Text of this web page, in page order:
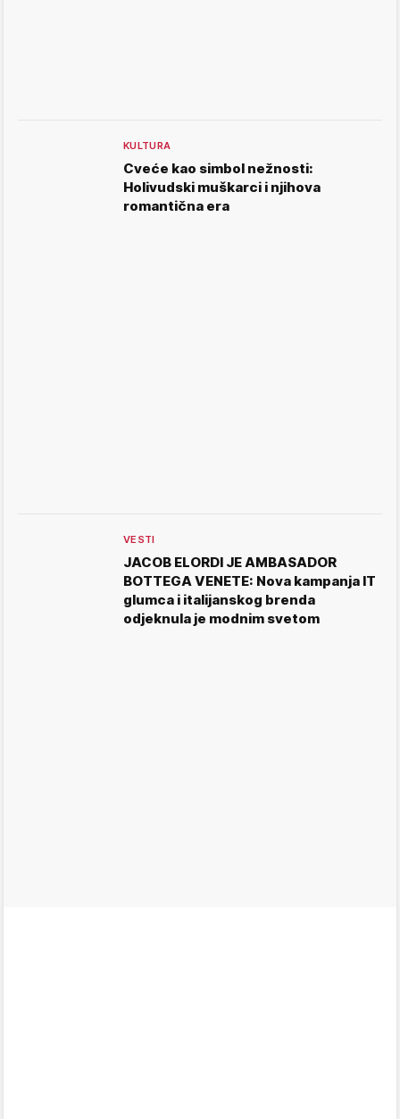
KULTURA
Cveće kao simbol nežnosti:
Holivudski muškarci i njihova
romantična era
VESTI
JACOB ELORDI JE AMBASADOR
BOTTEGA VENETE: Nova kampanja IT
glumca i italijanskog brenda
odjeknula je modnim svetom